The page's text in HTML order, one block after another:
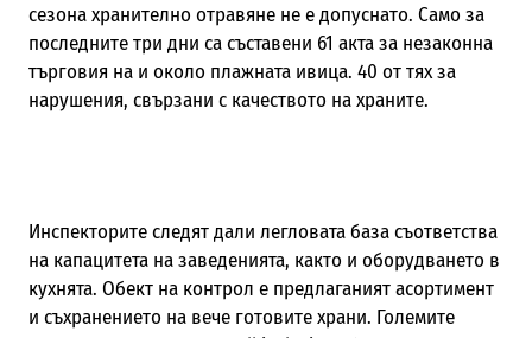
сезона хранително отравяне не е допуснато. Само за
последните три дни са съставени 61 акта за незаконна
търговия на и около плажната ивица. 40 от тях за
нарушения, свързани с качеството на храните.
Инспекторите следят дали легловата база съответства
на капацитета на заведенията, както и оборудването в
кухнята. Обект на контрол е предлаганият асортимент
и съхранението на вече готовите храни. Големите